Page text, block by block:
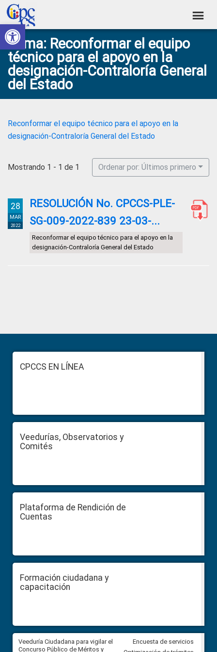
Abrir barra de herramientas
Skip
to
primary
navigation
Skip
to
main
content
Skip
to
primary
sidebar
Skip
to
footer
Consejo
de
Participación
Ciudadana
y
Social
Construyendo
Poder
Ciudadano
Tema: Reconformar el equipo
técnico para el apoyo en la
designación-Contraloría General
del Estado
Reconformar el equipo técnico para el apoyo en la
designación-Contraloría General del Estado
Mostrando 1 - 1 de 1 Ordenar por: Últimos primero
28
MAR
2022
RESOLUCIÓN No. CPCCS-PLE-
SG-009-2022-839 23-03-...
Reconformar el equipo técnico para el apoyo en la
designación-Contraloría General del Estado
Sidebar
FooterCPCCS EN LÍNEA
Veedurías, Observatorios y
Comités
Plataforma de Rendición de
Cuentas
Formación ciudadana y
capacitación
Veeduría Ciudadana para vigilar el
Concurso Público de Méritos y
Veeduría Ciudadana para
construcción del asfaltado de
Encuesta de servicios